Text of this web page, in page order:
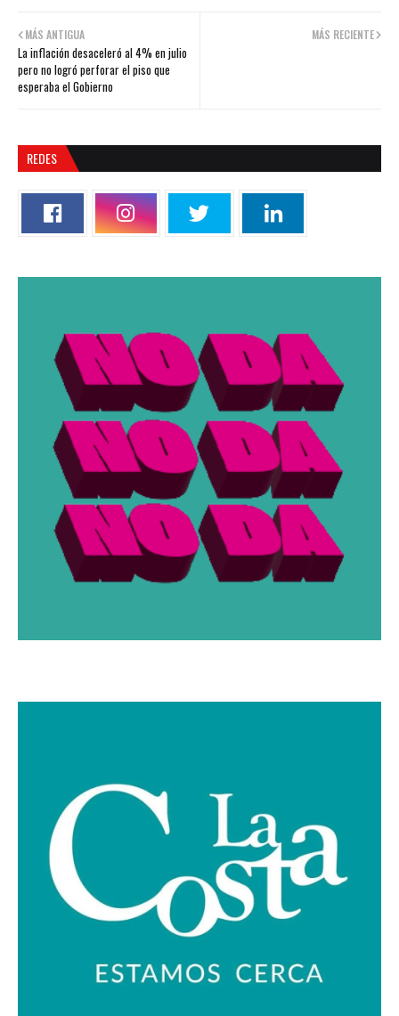
MÁS RECIENTE
MÁS ANTIGUA
La inflación desaceleró al 4% en julio
pero no logró perforar el piso que
esperaba el Gobierno
REDES